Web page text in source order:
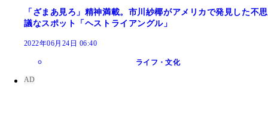
「ざまあ見ろ」精神満載。市川紗椰がアメリカで発見した不思
議なスポット「ヘストライアングル」
2022年06月24日 06:40
ライフ・文化